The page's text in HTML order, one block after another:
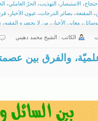
، الاستبصار ، التهذيب، الحرّ العاملي،
، المقنعة، بصائر الدرجات، عيون الأخبار ،
، معاني الأخبار ، من لا يحضره الفقيه،
الكاتب : الشیخ محمد دهیني
والفرق بين